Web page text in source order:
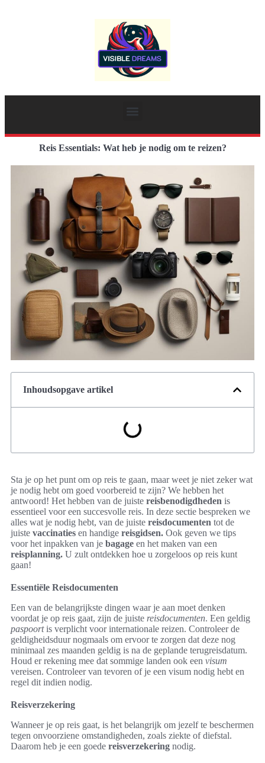
Reis Essentials: Wat heb je nodig om te reizen?
Inhoudsopgave artikel
Sta je op het punt om op reis te gaan, maar weet je niet zeker wat
je nodig hebt om goed voorbereid te zijn? We hebben het
antwoord! Het hebben van de juiste reisbenodigdheden is
essentieel voor een succesvolle reis. In deze sectie bespreken we
alles wat je nodig hebt, van de juiste reisdocumenten tot de
juiste vaccinaties en handige reisgidsen. Ook geven we tips
voor het inpakken van je bagage en het maken van een
reisplanning. U zult ontdekken hoe u zorgeloos op reis kunt
gaan!
Essentiële Reisdocumenten
Een van de belangrijkste dingen waar je aan moet denken
voordat je op reis gaat, zijn de juiste reisdocumenten. Een geldig
paspoortis verplicht voor internationale reizen. Controleer de
geldigheidsduur nogmaals om ervoor te zorgen dat deze nog
minimaal zes maanden geldig is na de geplande terugreisdatum.
Houd er rekening mee dat sommige landen ook een visum
vereisen. Controleer van tevoren of je een visum nodig hebt en
regel dit indien nodig.
Reisverzekering
Wanneer je op reis gaat, is het belangrijk om jezelf te beschermen
tegen onvoorziene omstandigheden, zoals ziekte of diefstal.
Daarom heb je een goede reisverzekering nodig.